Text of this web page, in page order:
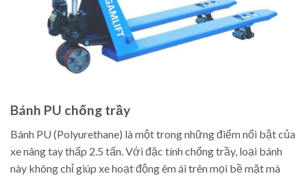
Bánh PU chống trầy
Bánh PU (Polyurethane) là một trong những điểm nổi bật của
xe nâng tay thấp 2.5 tấn. Với đặc tính chống trầy, loại bánh
này không chỉ giúp xe hoạt động êm ái trên mọi bề mặt mà